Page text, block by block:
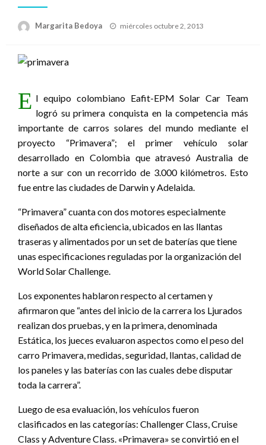
Margarita Bedoya
Publicado
miércoles octubre 2, 2013
E l equipo colombiano Eafit-EPM Solar Car Team
logró su primera conquista en la competencia más
importante de carros solares del mundo mediante el
proyecto “Primavera”; el primer vehículo solar
desarrollado en Colombia que atravesó Australia de
norte a sur con un recorrido de 3.000 kilómetros. Esto
fue entre las ciudades de Darwin y Adelaida.
“Primavera” cuanta con dos motores especialmente
diseñados de alta eficiencia, ubicados en las llantas
traseras y alimentados por un set de baterías que tiene
unas especificaciones reguladas por la organización del
World Solar Challenge.
Los exponentes hablaron respecto al certamen y
afirmaron que “antes del inicio de la carrera los Ljurados
realizan dos pruebas, y en la primera, denominada
Estática, los jueces evaluaron aspectos como el peso del
carro Primavera, medidas, seguridad, llantas, calidad de
los paneles y las baterías con las cuales debe disputar
toda la carrera”.
Luego de esa evaluación, los vehículos fueron
clasificados en las categorías: Challenger Class, Cruise
Class y Adventure Class. «Primavera» se convirtió en el